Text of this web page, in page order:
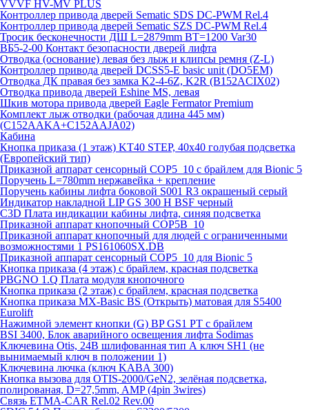
VVVF HV-MV PLUS
Контроллер привода дверей Sematic SDS DC-PWM Rel.4
Контроллер привода дверей Sematic SZS DC-PWM Rel.4
Тросик бесконечности ДШ L=2879mm BT=1200 Var30
ВБ5-2-00 Контакт безопасности дверей лифта
Отводка (основание) левая без лыж и клипсы ремня (Z-L)
Контроллер привода дверей DCSS5-E basic unit (DO5EM)
Отводка ДК правая без замка K2-4-6Z, K2R (B152ACIX02)
Отводка привода дверей Eshine MS, левая
Шкив мотора привода дверей Eagle Fermator Premium
Комплект лыж отводки (рабочая длина 445 мм)
(C152AAKA+C152AAJA02)
Кабина
Кнопка приказа (1 этаж) KT40 STEP, 40х40 голубая подсветка
(Европейский тип)
Приказной аппарат сенсорный COP5_10 с брайлем для Bionic 5
Поручень L=780mm нержавейка + крепление
Поручень кабины лифта боковой S001 R3 окрашеный серый
Индикатор накладной LIP GS 300 H BSF черный
C3D Плата индикации кабины лифта, синяя подсветка
Приказной аппарат кнопочный COP5B_10
Приказной аппарат кнопочный для людей с ограниченными
возможностями 1 PS161060SX.DB
Приказной аппарат сенсорный COP5_10 для Bionic 5
Кнопка приказа (4 этаж) с брайлем, красная подсветка
PBGNO 1.Q Плата модуля кнопочного
Кнопка приказа (2 этаж) с брайлем, красная подсветка
Кнопка приказа MX-Basic BS (Открыть) матовая для S5400
Eurolift
Нажимной элемент кнопки (G) BP GS1 PT с брайлем
BSI 3400, Блок аварийного освещения лифта Sodimas
Ключевина Otis, 24В шлифованная тип А ключ SH1 (не
вынимаемый ключ в положении 1)
Ключевина лючка (ключ KABA 300)
Кнопка вызова для OTIS-2000/GeN2, зелёная подсветка,
полированая, D=27,5mm, AMP (4pin 3wires)
Связь ETMA-CAR Rel.02 Rev.00